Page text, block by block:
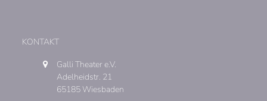
KONTAKT
Galli Theater e.V.
Adelheidstr. 21
65185 Wiesbaden